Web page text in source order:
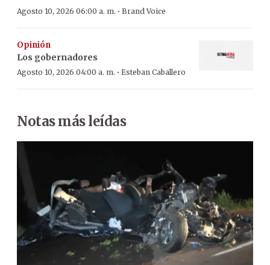
Agosto 10, 2026 06:00 a. m. · Brand Voice
Opinión
Los gobernadores
Agosto 10, 2026 04:00 a. m. · Esteban Caballero
Notas más leídas